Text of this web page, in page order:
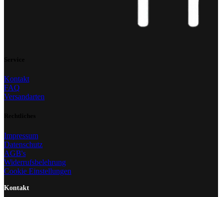
Kontakt
FAQ
Versandarten
Impressum
Datenschutz
AGB's
Widerrufsbelehrung
Cookie Einstellungen
Kontakt